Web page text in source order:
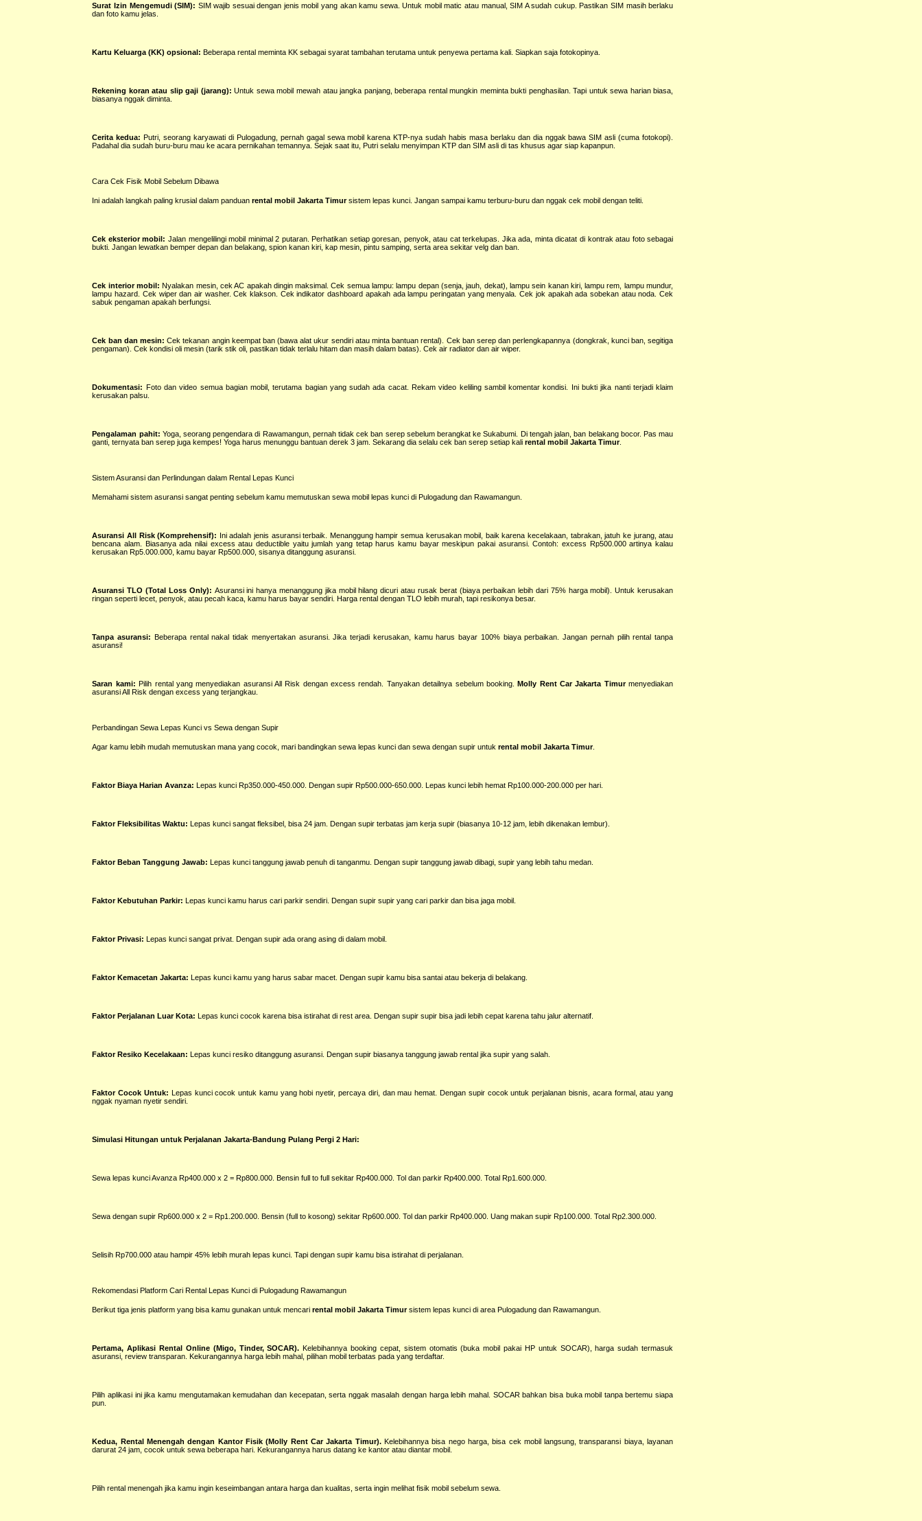
Surat Izin Mengemudi (SIM): SIM wajib sesuai dengan jenis mobil yang akan kamu sewa. Untuk mobil matic atau manual, SIM A sudah cukup. Pastikan SIM masih berlaku
dan foto kamu jelas.
Kartu Keluarga (KK) opsional: Beberapa rental meminta KK sebagai syarat tambahan terutama untuk penyewa pertama kali. Siapkan saja fotokopinya.
Rekening koran atau slip gaji (jarang): Untuk sewa mobil mewah atau jangka panjang, beberapa rental mungkin meminta bukti penghasilan. Tapi untuk sewa harian biasa,
biasanya nggak diminta.
Cerita kedua: Putri, seorang karyawati di Pulogadung, pernah gagal sewa mobil karena KTP-nya sudah habis masa berlaku dan dia nggak bawa SIM asli (cuma fotokopi).
Padahal dia sudah buru-buru mau ke acara pernikahan temannya. Sejak saat itu, Putri selalu menyimpan KTP dan SIM asli di tas khusus agar siap kapanpun.
Cara Cek Fisik Mobil Sebelum Dibawa
Ini adalah langkah paling krusial dalam panduanrental mobil Jakarta Timursistem lepas kunci. Jangan sampai kamu terburu-buru dan nggak cek mobil dengan teliti.
Cek eksterior mobil: Jalan mengelilingi mobil minimal 2 putaran. Perhatikan setiap goresan, penyok, atau cat terkelupas. Jika ada, minta dicatat di kontrak atau foto sebagai
bukti. Jangan lewatkan bemper depan dan belakang, spion kanan kiri, kap mesin, pintu samping, serta area sekitar velg dan ban.
Cek interior mobil: Nyalakan mesin, cek AC apakah dingin maksimal. Cek semua lampu: lampu depan (senja, jauh, dekat), lampu sein kanan kiri, lampu rem, lampu mundur,
lampu hazard. Cek wiper dan air washer. Cek klakson. Cek indikator dashboard apakah ada lampu peringatan yang menyala. Cek jok apakah ada sobekan atau noda. Cek
sabuk pengaman apakah berfungsi.
Cek ban dan mesin: Cek tekanan angin keempat ban (bawa alat ukur sendiri atau minta bantuan rental). Cek ban serep dan perlengkapannya (dongkrak, kunci ban, segitiga
pengaman). Cek kondisi oli mesin (tarik stik oli, pastikan tidak terlalu hitam dan masih dalam batas). Cek air radiator dan air wiper.
Dokumentasi: Foto dan video semua bagian mobil, terutama bagian yang sudah ada cacat. Rekam video keliling sambil komentar kondisi. Ini bukti jika nanti terjadi klaim
kerusakan palsu.
Pengalaman pahit: Yoga, seorang pengendara di Rawamangun, pernah tidak cek ban serep sebelum berangkat ke Sukabumi. Di tengah jalan, ban belakang bocor. Pas mau
ganti, ternyata ban serep juga kempes! Yoga harus menunggu bantuan derek 3 jam. Sekarang dia selalu cek ban serep setiap kalirental mobil Jakarta Timur.
Sistem Asuransi dan Perlindungan dalam Rental Lepas Kunci
Memahami sistem asuransi sangat penting sebelum kamu memutuskan sewa mobil lepas kunci di Pulogadung dan Rawamangun.
Asuransi All Risk (Komprehensif): Ini adalah jenis asuransi terbaik. Menanggung hampir semua kerusakan mobil, baik karena kecelakaan, tabrakan, jatuh ke jurang, atau
bencana alam. Biasanya ada nilai excess atau deductible yaitu jumlah yang tetap harus kamu bayar meskipun pakai asuransi. Contoh: excess Rp500.000 artinya kalau
kerusakan Rp5.000.000, kamu bayar Rp500.000, sisanya ditanggung asuransi.
Asuransi TLO (Total Loss Only): Asuransi ini hanya menanggung jika mobil hilang dicuri atau rusak berat (biaya perbaikan lebih dari 75% harga mobil). Untuk kerusakan
ringan seperti lecet, penyok, atau pecah kaca, kamu harus bayar sendiri. Harga rental dengan TLO lebih murah, tapi resikonya besar.
Tanpa asuransi: Beberapa rental nakal tidak menyertakan asuransi. Jika terjadi kerusakan, kamu harus bayar 100% biaya perbaikan. Jangan pernah pilih rental tanpa
asuransi!
Saran kami: Pilih rental yang menyediakan asuransi All Risk dengan excess rendah. Tanyakan detailnya sebelum booking.Molly Rent Car Jakarta Timurmenyediakan
asuransi All Risk dengan excess yang terjangkau.
Perbandingan Sewa Lepas Kunci vs Sewa dengan Supir
Agar kamu lebih mudah memutuskan mana yang cocok, mari bandingkan sewa lepas kunci dan sewa dengan supir untukrental mobil Jakarta Timur.
Faktor Biaya Harian Avanza: Lepas kunci Rp350.000-450.000. Dengan supir Rp500.000-650.000. Lepas kunci lebih hemat Rp100.000-200.000 per hari.
Faktor Fleksibilitas Waktu: Lepas kunci sangat fleksibel, bisa 24 jam. Dengan supir terbatas jam kerja supir (biasanya 10-12 jam, lebih dikenakan lembur).
Faktor Beban Tanggung Jawab: Lepas kunci tanggung jawab penuh di tanganmu. Dengan supir tanggung jawab dibagi, supir yang lebih tahu medan.
Faktor Kebutuhan Parkir: Lepas kunci kamu harus cari parkir sendiri. Dengan supir supir yang cari parkir dan bisa jaga mobil.
Faktor Privasi: Lepas kunci sangat privat. Dengan supir ada orang asing di dalam mobil.
Faktor Kemacetan Jakarta: Lepas kunci kamu yang harus sabar macet. Dengan supir kamu bisa santai atau bekerja di belakang.
Faktor Perjalanan Luar Kota: Lepas kunci cocok karena bisa istirahat di rest area. Dengan supir supir bisa jadi lebih cepat karena tahu jalur alternatif.
Faktor Resiko Kecelakaan: Lepas kunci resiko ditanggung asuransi. Dengan supir biasanya tanggung jawab rental jika supir yang salah.
Faktor Cocok Untuk: Lepas kunci cocok untuk kamu yang hobi nyetir, percaya diri, dan mau hemat. Dengan supir cocok untuk perjalanan bisnis, acara formal, atau yang
nggak nyaman nyetir sendiri.
Simulasi Hitungan untuk Perjalanan Jakarta-Bandung Pulang Pergi 2 Hari:
Sewa lepas kunci Avanza Rp400.000 x 2 = Rp800.000. Bensin full to full sekitar Rp400.000. Tol dan parkir Rp400.000. Total Rp1.600.000.
Sewa dengan supir Rp600.000 x 2 = Rp1.200.000. Bensin (full to kosong) sekitar Rp600.000. Tol dan parkir Rp400.000. Uang makan supir Rp100.000. Total Rp2.300.000.
Selisih Rp700.000 atau hampir 45% lebih murah lepas kunci. Tapi dengan supir kamu bisa istirahat di perjalanan.
Rekomendasi Platform Cari Rental Lepas Kunci di Pulogadung Rawamangun
Berikut tiga jenis platform yang bisa kamu gunakan untuk mencarirental mobil Jakarta Timursistem lepas kunci di area Pulogadung dan Rawamangun.
Pertama, Aplikasi Rental Online (Migo, Tinder, SOCAR). Kelebihannya booking cepat, sistem otomatis (buka mobil pakai HP untuk SOCAR), harga sudah termasuk
asuransi, review transparan. Kekurangannya harga lebih mahal, pilihan mobil terbatas pada yang terdaftar.
Pilih aplikasi ini jika kamu mengutamakan kemudahan dan kecepatan, serta nggak masalah dengan harga lebih mahal. SOCAR bahkan bisa buka mobil tanpa bertemu siapa
pun.
Kedua, Rental Menengah dengan Kantor Fisik (Molly Rent Car Jakarta Timur).Kelebihannya bisa nego harga, bisa cek mobil langsung, transparansi biaya, layanan
darurat 24 jam, cocok untuk sewa beberapa hari. Kekurangannya harus datang ke kantor atau diantar mobil.
Pilih rental menengah jika kamu ingin keseimbangan antara harga dan kualitas, serta ingin melihat fisik mobil sebelum sewa.